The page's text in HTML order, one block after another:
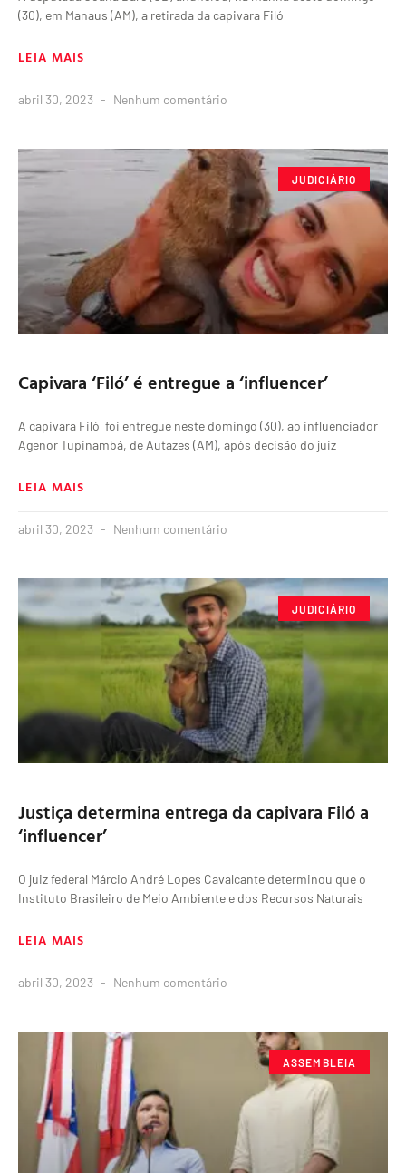
(30), em Manaus (AM), a retirada da capivara Filó
LEIA MAIS
abril 30, 2023 Nenhum comentário
JUDICIÁRIO
Capivara ‘Filó’ é entregue a ‘influencer’
A capivara Filó foi entregue neste domingo (30), ao influenciador
Agenor Tupinambá, de Autazes (AM), após decisão do juiz
LEIA MAIS
abril 30, 2023 Nenhum comentário
JUDICIÁRIO
Justiça determina entrega da capivara Filó a
‘influencer’
O juiz federal Márcio André Lopes Cavalcante determinou que o
Instituto Brasileiro de Meio Ambiente e dos Recursos Naturais
LEIA MAIS
abril 30, 2023 Nenhum comentário
ASSEMBLEIA